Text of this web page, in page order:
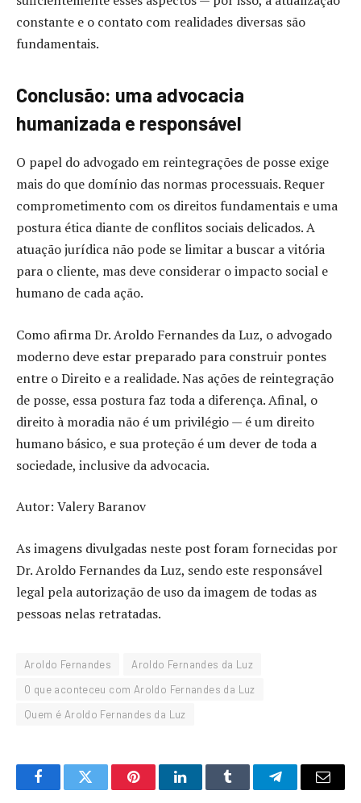
constante e o contato com realidades diversas são
fundamentais.
Conclusão: uma advocacia
humanizada e responsável
O papel do advogado em reintegrações de posse exige
mais do que domínio das normas processuais. Requer
comprometimento com os direitos fundamentais e uma
postura ética diante de conflitos sociais delicados. A
atuação jurídica não pode se limitar a buscar a vitória
para o cliente, mas deve considerar o impacto social e
humano de cada ação.
Como afirma Dr. Aroldo Fernandes da Luz, o advogado
moderno deve estar preparado para construir pontes
entre o Direito e a realidade. Nas ações de reintegração
de posse, essa postura faz toda a diferença. Afinal, o
direito à moradia não é um privilégio — é um direito
humano básico, e sua proteção é um dever de toda a
sociedade, inclusive da advocacia.
Autor: Valery Baranov
As imagens divulgadas neste post foram fornecidas por
Dr. Aroldo Fernandes da Luz, sendo este responsável
legal pela autorização de uso da imagem de todas as
pessoas nelas retratadas.
Aroldo Fernandes
Aroldo Fernandes da Luz
O que aconteceu com Aroldo Fernandes da Luz
Quem é Aroldo Fernandes da Luz
FacebookTwitter PinterestLinkedInTumblr TelegramEmail